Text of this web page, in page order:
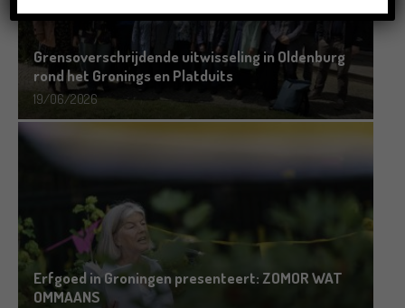
Grensoverschrijdende uitwisseling in Oldenburg
rond het Gronings en Platduits
19/06/2026
Erfgoed in Groningen presenteert: ZOMOR WAT
OMMAANS